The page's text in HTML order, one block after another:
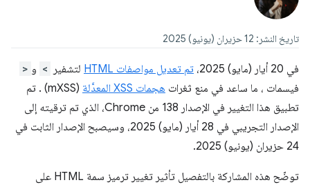
تاريخ النشر: 12 حزيران (يونيو) 2025
في 20 أيار (مايو) 2025، تم تعديل مواصفات HTML لتشفير < و >
فيسمات ، ما ساعد في منع ثغرات هجمات XSS المعدَّلة
(mXSS) . تم
تطبيق هذا التغيير في الإصدار 138 من Chrome، الذي تم ترقيته إلى
الإصدار التجريبي في 28 أيار (مايو) 2025، وسيصبح الإصدار الثابت في
24 حزيران (يونيو) 2025.
توضّح هذه المشاركة بالتفصيل تأثير تغيير ترميز سمة HTML على